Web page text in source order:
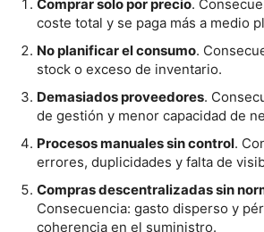
Comprar solo por precio.
coste total y se paga más a medio
No planificar el consumo.
stock o exceso de inventario.
Demasiados proveedores.
de gestión y menor capacidad de
Procesos manuales sin control.
errores, duplicidades y falta de
Compras descentralizadas sin
Consecuencia: gasto disperso y
coherencia en el suministro.